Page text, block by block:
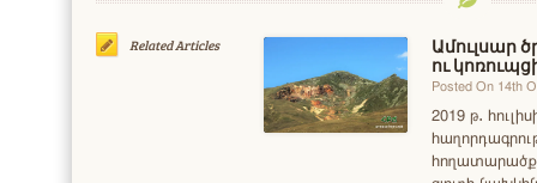
Related Articles
Ամուլսար
ու
Posted On 14th
2019 թ․